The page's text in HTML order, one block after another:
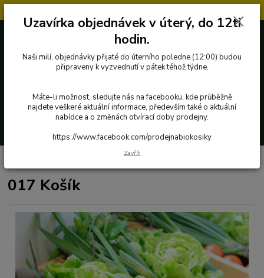
727 862 655, 737 283 505
Košík plný zeleniny a ovoce
017 Košík
Uzavírka objednávek v úterý, do 12ti
hodin.
Naši milí, objednávky přijaté do úterního poledne (12:00) budou
připraveny k vyzvednutí v pátek téhož týdne.
Máte-li možnost, sledujte nás na facebooku, kde průběžně
najdete veškeré aktuální informace, především také o aktuální
nabídce a o změnách otvírací doby prodejny.
https://www.facebook.com/prodejnabiokosiky
Zavřít